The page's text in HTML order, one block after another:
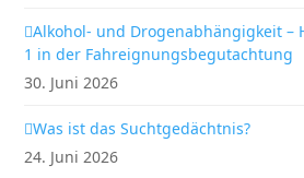
Alkohol- und Drogenabhängigkeit –
1 in der Fahreignungsbegutachtung
30. Juni 2026
Was ist das Suchtgedächtnis?
24. Juni 2026